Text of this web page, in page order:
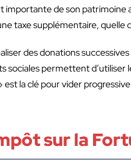
de son patrimoine
taxe supplémentaire,
des donations
sociales permettent
est la clé pour vider
sur la